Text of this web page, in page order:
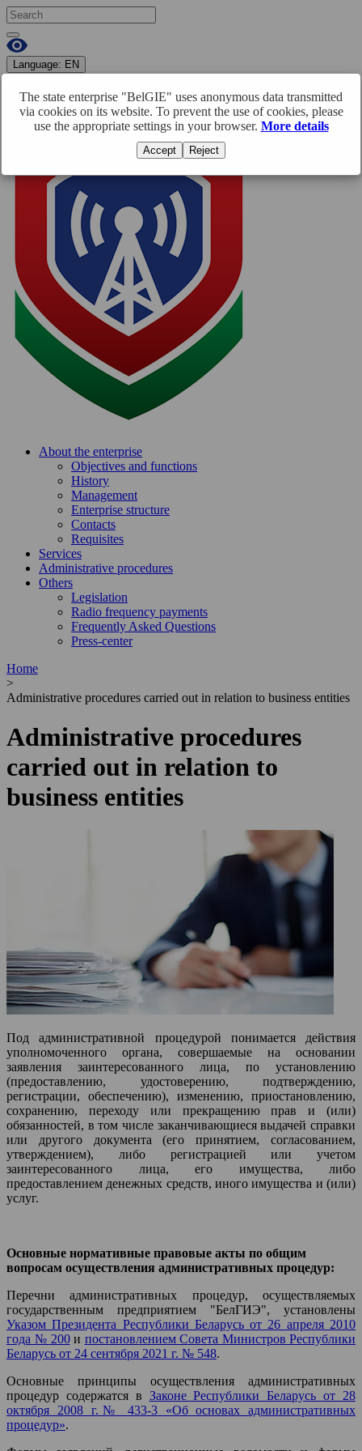
Language: EN
Enter Registration
About the enterprise
Objectives and functions
History
Management
Enterprise structure
Contacts
Requisites
Services
Administrative procedures
Others
Legislation
Radio frequency payments
Frequently Asked Questions
Press-center
Home
>
Administrative procedures carried out in relation to business entities
Administrative procedures
carried out in relation to
business entities
Под административной процедурой понимается действия
уполномоченного органа, совершаемые на основании
заявления заинтересованного лица, по установлению
(предоставлению, удостоверению, подтверждению,
регистрации, обеспечению), изменению, приостановлению,
сохранению, переходу или прекращению прав и (или)
обязанностей, в том числе заканчивающиеся выдачей справки
или другого документа (его принятием, согласованием,
утверждением), либо регистрацией или учетом
заинтересованного лица, его имущества, либо
предоставлением денежных средств, иного имущества и (или)
услуг.
Основные нормативные правовые акты по общим
вопросам осуществления административных процедур:
Перечни административных процедур, осуществляемых
государственным предприятием "БелГИЭ", установлены
Указом Президента Республики Беларусь от 26 апреля 2010
года № 200и постановлением Совета Министров Республики
Беларусь от 24 сентября 2021 г. № 548.
Основные принципы осуществления административных
процедур содержатся в Законе Республики Беларусь от 28
октября 2008 г.№ 433-3 «Об основах административных
процедур».
The state enterprise "BelGIE" uses anonymous data transmitted
via cookies on its website. To prevent the use of cookies, please
use the appropriate settings in your browser. More details
Accept Reject